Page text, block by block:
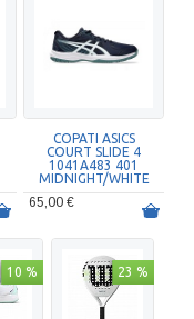
COPATI ASICS
COURT SLIDE 4
1041A483 401
MIDNIGHT/WHITE
65,00 €
10 % 23 %